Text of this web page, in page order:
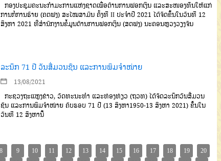
ກອງປະຊຸມຄະນະກຳມະການແຫ່ງຊາດເພື່ອຕ້ານການຟອກເງິນ ແລະສະໜອງທຶນໃຫ້ແກ່
ການກໍ່ການຮ້າຍ (ຄຕຟງ) ສະໄໝສາມັນ ຄັ້ງທີ II ປະຈໍາປີ 2021 ໄດ້ຈັດຂຶ້ນໃນວັນທີ 12
ສິງຫາ 2021 ທີ່ສໍານັກງານຂໍ້ມູນຕ້ານການຟອກເງິນ (ສຕຟງ) ນະຄອນຫຼວງວຽງຈັນ
ລະນຶກ 71 ປີ ວັນສື່ມວນຊົນ ແລະການພິມຈຳໜ່າຍ
13/08/2021
ກະຊວງຖະແຫຼງຂ່າວ, ວັດທະນະທຳ ແລະທ່ອງທ່ຽວ (ຖວທ) ໄດ້ຈັດລະນຶກວັນສື່ມວນ
ຊົນ ແລະການພິມຈຳໜ່າຍ ຄົບຮອບ 71 ປີ (13 ສິງຫາ1950-13 ສິງຫາ 2021) ຂຶ້ນໃນ
ວັນທີ 12 ສິງຫານີ້